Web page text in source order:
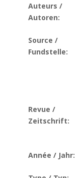
Auteurs /
Autoren:
Source /
Fundstelle:
Revue /
Zeitschrift:
Année / Jahr: